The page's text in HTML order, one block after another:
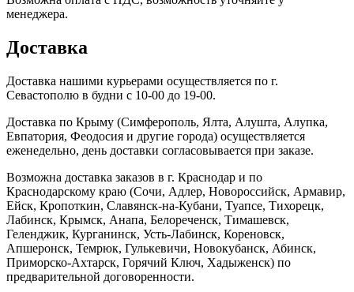
менеджера.
Доставка
Доставка нашими курьерами осуществляется по г.
Севастополю в будни с 10-00 до 19-00.
Доставка по Крыму (Симферополь, Ялта, Алушта, Алупка,
Евпатория, Феодосия и другие города) осуществляется
еженедельно, день доставки согласовывается при заказе.
Возможна доставка заказов в г. Краснодар и по
Краснодарскому краю (Сочи, Адлер, Новороссийск, Армавир,
Ейск, Кропоткин, Славянск-на-Кубани, Туапсе, Тихорецк,
Лабинск, Крымск, Анапа, Белореченск, Тимашевск,
Геленджик, Курганинск, Усть-Лабинск, Кореновск,
Апшеронск, Темрюк, Гулькевичи, Новокубанск, Абинск,
Приморско-Ахтарск, Горячий Ключ, Хадыженск) по
предварительной договоренности.